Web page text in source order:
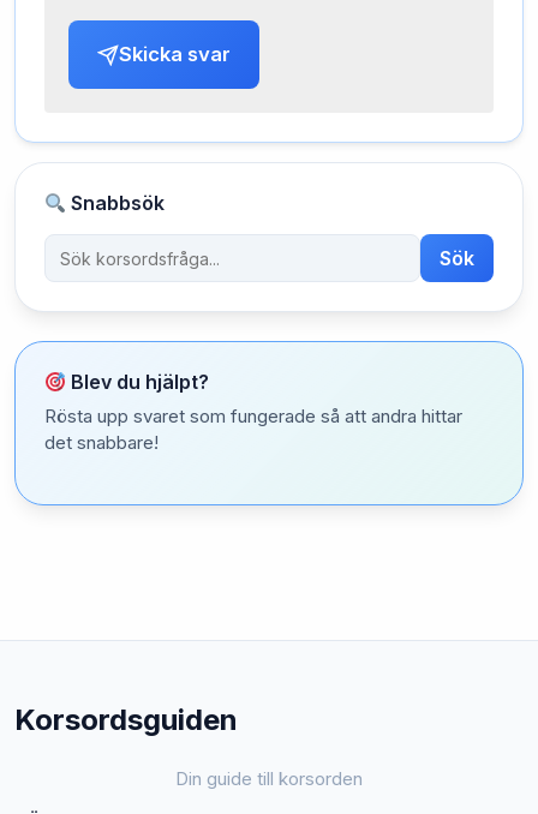
Skicka svar
Snabbsök
Sök
Blev du hjälpt?
Rösta upp svaret som fungerade så att andra hittar
det snabbare!
Korsordsguiden
Din guide till korsorden